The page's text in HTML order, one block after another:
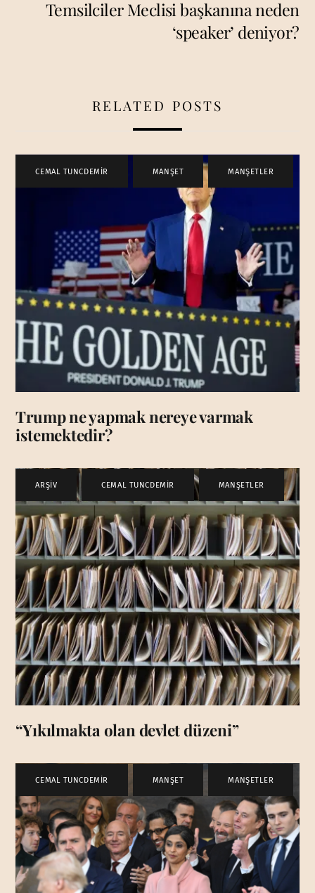
Temsilciler Meclisi başkanına neden
‘speaker’ deniyor?
RELATED POSTS
CEMAL TUNCDEMİR MANŞET , MANŞETLER
Trump ne yapmak nereye varmak
istemektedir?
ARŞİV CEMAL TUNCDEMİR , MANŞETLER
“Yıkılmakta olan devlet düzeni”
CEMAL TUNCDEMİR MANŞET MANŞETLER